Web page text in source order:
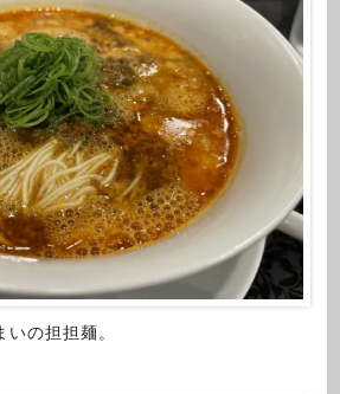
の担担麺。